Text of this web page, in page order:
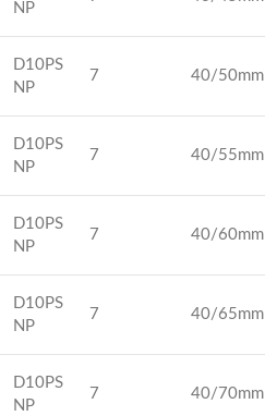
NP
D10PS
NP
7 40/50mm
D10PS
NP
7 40/55mm
D10PS
NP
7 40/60mm
D10PS
NP
7 40/65mm
D10PS
NP
7 40/70mm